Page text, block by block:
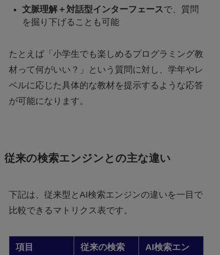
文脈理解＋対話型インターフェースで、質問
を掘り下げることも可能
たとえば「小学生でも楽しめるプログラミング教
材って何がいい？」という質問に対し、学年やレ
ベルに応じた具体的な教材を提示するような応答
が可能になります。
従来の検索エンジンとの主な違い
下記は、従来型とAI検索エンジンの違いを一目で
比較できるマトリクス表です。
項目
従来の検索
AI検索エン